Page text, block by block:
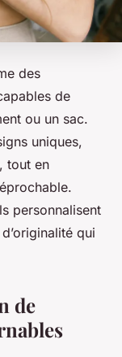
des
de
ou un sac.
uniques,
tout en
personnalisent
qui
de